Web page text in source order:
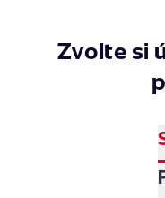
Zvolte si